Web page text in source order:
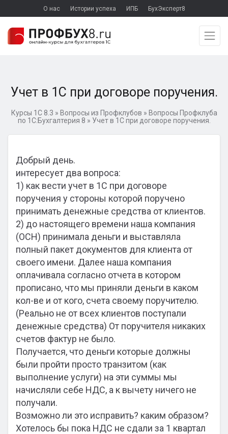
О нас Истории успеха ИПБ БухЭксперт8
Учет в 1С при договоре поручения.
Курсы 1С 8.3 » Вопросы из Профклубов » Вопросы Профклуба
по 1С:Бухгалтерия 8 » Учет в 1С при договоре поручения.
Добрый день.
интересует два вопроса:
1) как вести учет в 1С при договоре
поручения у стороны которой поручено
принимать денежные средства от клиентов.
2) до настоящего времени наша компания
(ОСН) принимала деньги и выставляла
полный пакет документов для клиента от
своего имени. Далее наша компания
оплачивала согласно отчета в котором
прописано, что мы приняли деньги в каком
кол-ве и от кого, счета своему поручителю.
(Реально не от всех клиентов поступали
денежные средства) От поручителя никаких
счетов фактур не было.
Получается, что деньги которые должны
были пройти просто транзитом (как
выполнение услуги) на эти суммы мы
начисляли себе НДС, а к вычету ничего не
получали.
Возможно ли это исправить? каким образом?
Хотелось бы пока НДС не сдали за 1 квартал